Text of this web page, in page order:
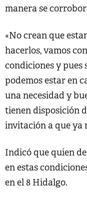
manera se
«No crean que
hacerlos, vamos
condiciones y pues
podemos estar en
una necesidad y
tienen disposición
invitación a que ya
Indicó que quien
en estas
en el 8 Hidalgo.